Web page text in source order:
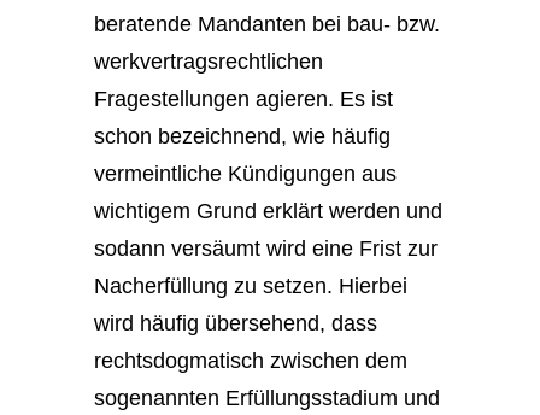
beratende Mandanten bei bau- bzw.
werkvertragsrechtlichen
Fragestellungen agieren. Es ist
schon bezeichnend, wie häufig
vermeintliche Kündigungen aus
wichtigem Grund erklärt werden und
sodann versäumt wird eine Frist zur
Nacherfüllung zu setzen. Hierbei
wird häufig übersehend, dass
rechtsdogmatisch zwischen dem
sogenannten Erfüllungsstadium und